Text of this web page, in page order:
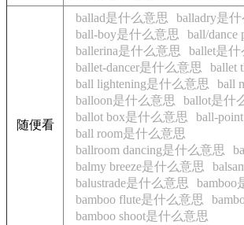
随便看
ballad是什么意思
balladry是
ball-boy是什么意思
ball/dance
ballerina是什么意思
ballet是
ballet-dancer是什么意思
ballet
ball lightening是什么意思
ball
balloon是什么意思
ballot是什
ballot box是什么意思
ball-
ball room是什么意思
ballroom dancing是什么意思
balmy breeze是什么意思
balustrade是什么意思
bamboo
bamboo flute是什么意思
bamboo shoot是什么意思